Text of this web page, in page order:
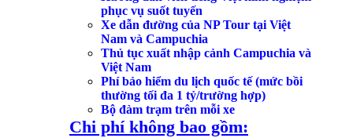
phục vụ suốt tuyến
Xe dẫn đường của NP Tour tại Việt
Nam và Campuchia
Thủ tục xuất nhập cảnh Campuchia và
Việt Nam
Phí bảo hiểm du lịch quốc tế (mức bồi
thường tối đa 1 tỷ/trường hợp)
Bộ đàm trạm trên mỗi xe
Chi phí không bao gồm: